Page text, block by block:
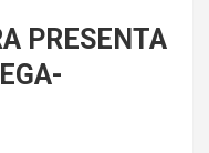
PRESENTA